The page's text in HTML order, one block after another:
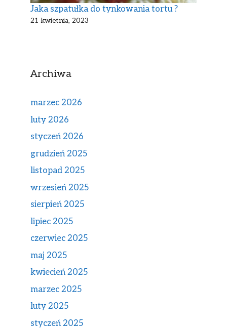
Jaka szpatułka do tynkowania tortu ?
21 kwietnia, 2023
Archiwa
marzec 2026
luty 2026
styczeń 2026
grudzień 2025
listopad 2025
wrzesień 2025
sierpień 2025
lipiec 2025
czerwiec 2025
maj 2025
kwiecień 2025
marzec 2025
luty 2025
styczeń 2025